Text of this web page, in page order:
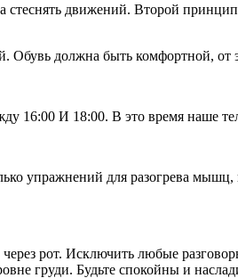
движений. Второй
должна быть комфортной, от
16:00 И 18:00. В это время наше
упражнений для разогрева мышц,
рот. Исключить любые
груди. Будьте спокойны и